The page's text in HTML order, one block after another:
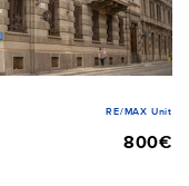
RE/MAX Unit
800€